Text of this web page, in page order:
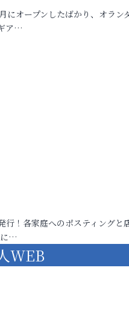
にオープンしたばかり、オラン
ア…
行！各家庭へのポスティングと
に…
WEB